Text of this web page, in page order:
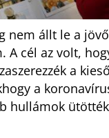
nem állt le a jövő
A cél az volt,
a kieső
a
hullámok